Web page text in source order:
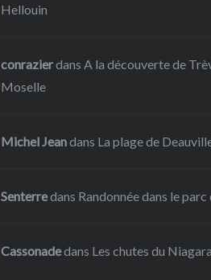
Hellouin
conrazierdans A la découverte de
Moselle
Michel Jeandans La plage de
Senterredans Randonnée dans le
Cassonadedans Les chutes du Niagara